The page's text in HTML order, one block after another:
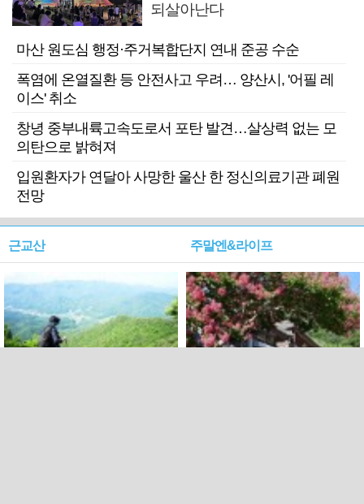
되살아난다
마산 원도심 행정·주거복합단지 연내 준공 수순
폭염에 온열질환 등 안전사고 우려… 양산시, '어필 레
이스' 취소
창녕 중부내륙고속도로서 포탄 발견…살상력 없는 모
의탄으로 밝혀져
입원환자가 연달아 사망한 울산 한 정신의료기관 폐원
전망
근교산 주말엔&라이프